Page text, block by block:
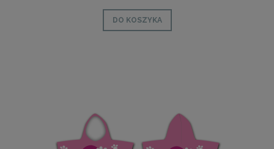
DO KOSZYKA